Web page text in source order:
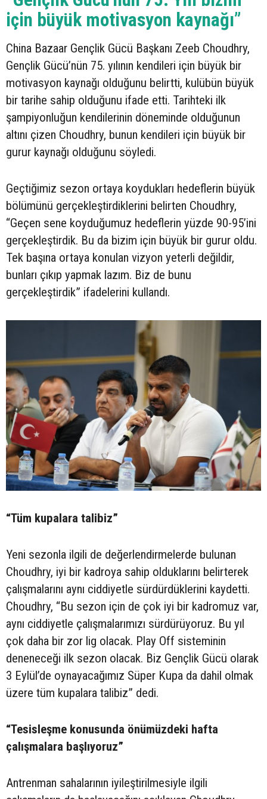
için büyük motivasyon kaynağı”
China Bazaar Gençlik Gücü Başkanı Zeeb Choudhry,
Gençlik Gücü’nün 75. yılının kendileri için büyük bir
motivasyon kaynağı olduğunu belirtti, kulübün büyük
bir tarihe sahip olduğunu ifade etti. Tarihteki ilk
şampiyonluğun kendilerinin döneminde olduğunun
altını çizen Choudhry, bunun kendileri için büyük bir
gurur kaynağı olduğunu söyledi.
Geçtiğimiz sezon ortaya koydukları hedeflerin büyük
bölümünü gerçekleştirdiklerini belirten Choudhry,
“Geçen sene koyduğumuz hedeflerin yüzde 90-95’ini
gerçekleştirdik. Bu da bizim için büyük bir gurur oldu.
Tek başına ortaya konulan vizyon yeterli değildir,
bunları çıkıp yapmak lazım. Biz de bunu
gerçekleştirdik” ifadelerini kullandı.
“Tüm kupalara talibiz”
Yeni sezonla ilgili de değerlendirmelerde bulunan
Choudhry, iyi bir kadroya sahip olduklarını belirterek
çalışmalarını aynı ciddiyetle sürdürdüklerini kaydetti.
Choudhry, “Bu sezon için de çok iyi bir kadromuz var,
aynı ciddiyetle çalışmalarımızı sürdürüyoruz. Bu yıl
çok daha bir zor lig olacak. Play Off sisteminin
deneneceği ilk sezon olacak. Biz Gençlik Gücü olarak
3 Eylül’de oynayacağımız Süper Kupa da dahil olmak
üzere tüm kupalara talibiz” dedi.
“Tesisleşme konusunda önümüzdeki hafta
çalışmalara başlıyoruz”
Antrenman sahalarının iyileştirilmesiyle ilgili